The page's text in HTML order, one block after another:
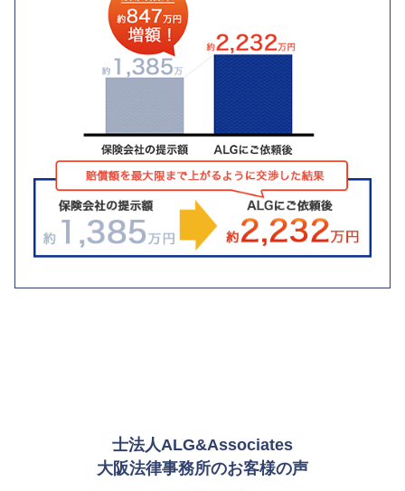
士法人ALG&Associates
大阪法律事務所のお客様の声